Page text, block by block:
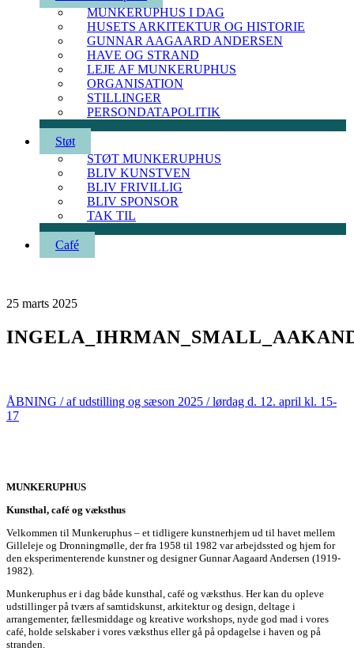
MUNKERUPHUS I DAG
HUSETS ARKITEKTUR OG HISTORIE
GUNNAR AAGAARD ANDERSEN
HAVE OG STRAND
LEJE AF MUNKERUPHUS
ORGANISATION
STILLINGER
PERSONDATAPOLITIK
Støt
STØT MUNKERUPHUS
BLIV KUNSTVEN
BLIV FRIVILLIG
BLIV SPONSOR
TAK TIL
Café
25 marts 2025
ÅBNING / af udstilling og sæson 2025 / lørdag d. 12. april kl. 15-
17
MUNKERUPHUS
Kunsthal, café og væksthus
Velkommen til Munkeruphus – et tidligere kunstnerhjem ud til havet mellem
Gilleleje og Dronningmølle, der fra 1958 til 1982 var arbejdssted og hjem for
den eksperimenterende kunstner og designer Gunnar Aagaard Andersen (1919-
1982).
Munkeruphus er i dag både kunsthal, café og væksthus. Her kan du opleve
udstillinger på tværs af samtidskunst, arkitektur og design, deltage i
arrangementer, fællesmiddage og kreative workshops, nyde god mad i vores
café, holde selskaber i vores væksthus eller gå på opdagelse i haven og på
stranden.